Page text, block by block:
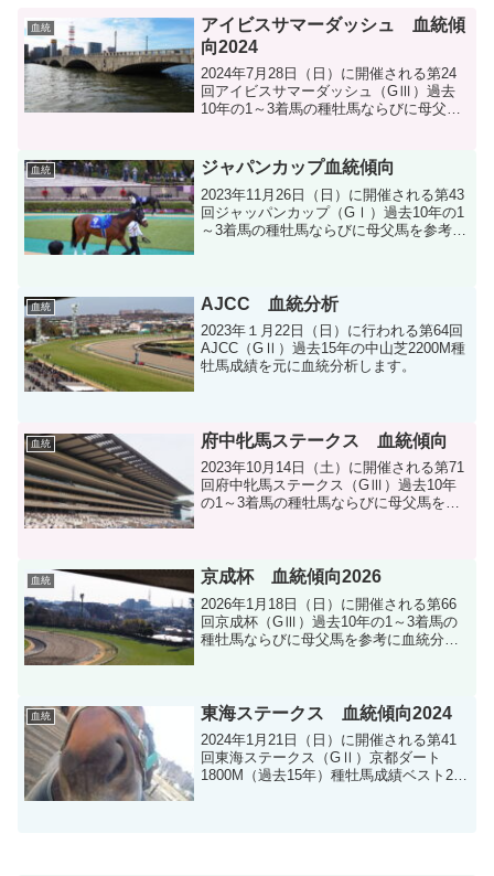
血統
アイビスサマーダッシュ 血統傾
向2024
2024年7月28日（日）に開催される第24
回アイビスサマーダッシュ（GⅢ）過去
10年の1～3着馬の種牡馬ならびに母父馬
血統 ジャパンカップ血統傾向
2023年11月26日（日）に開催される第43
回ジャッパンカップ（GⅠ）過去10年の1
～3着馬の種牡馬ならびに母父馬を参考に
血統 AJCC 血統分析
2023年１月22日（日）に行われる第64回
AJCC（GⅡ）過去15年の中山芝2200M種
牡馬成績を元に血統分析します。
血統 府中牝馬ステークス 血統傾向
2023年10月14日（土）に開催される第71
回府中牝馬ステークス（GⅢ）過去10年
の1～3着馬の種牡馬ならびに母父馬を参
血統 京成杯 血統傾向2026
2026年1月18日（日）に開催される第66
回京成杯（GⅢ）過去10年の1～3着馬の
種牡馬ならびに母父馬を参考に血統分析
血統 東海ステークス 血統傾向2024
2024年1月21日（日）に開催される第41
回東海ステークス（GⅡ）京都ダート
1800M（過去15年）種牡馬成績ベスト20